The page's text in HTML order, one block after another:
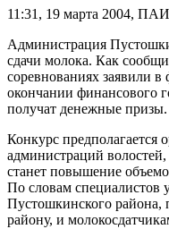
11:31, 19 марта 2004, ПАИ
Администрация
сдачи молока. Как
соревнованиях заявили в
окончании финансового
получат денежные призы.
Конкурс предполагается
администраций
станет повышение
По словам специалистов
Пустошкинского района,
району, и